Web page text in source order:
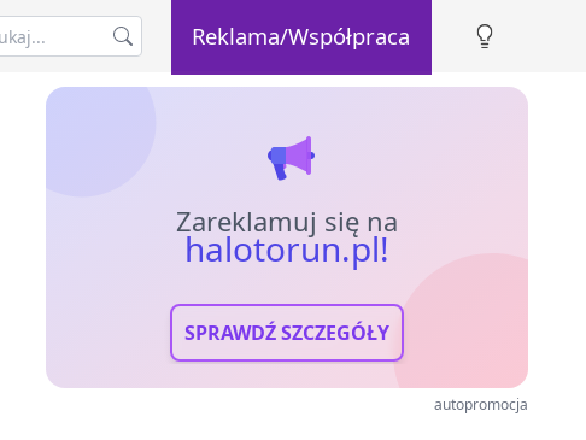
Reklama/Współpraca
Zareklamuj się na
halotorun.pl!
SPRAWDŹ SZCZEGÓŁY
autopromocja